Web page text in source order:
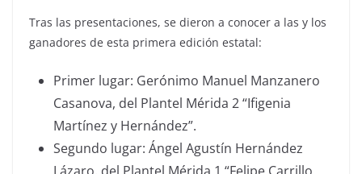
Tras las presentaciones, se dieron a conocer a las y los
ganadores de esta primera edición estatal:
Primer lugar: Gerónimo Manuel Manzanero
Casanova, del Plantel Mérida 2 “Ifigenia
Martínez y Hernández”.
Segundo lugar: Ángel Agustín Hernández